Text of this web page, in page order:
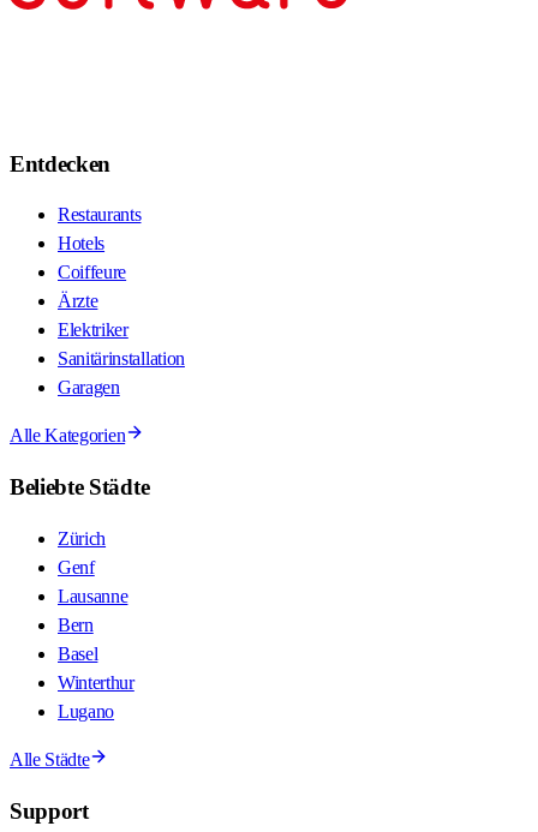
Entdecken
Restaurants
Hotels
Coiffeure
Ärzte
Elektriker
Sanitärinstallation
Garagen
Alle Kategorien
Beliebte Städte
Zürich
Genf
Lausanne
Bern
Basel
Winterthur
Lugano
Alle Städte
Support